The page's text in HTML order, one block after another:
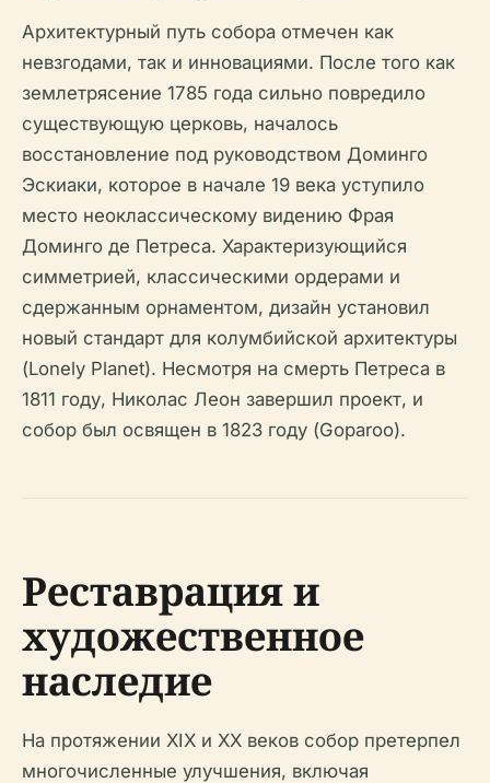
Архитектурный путь собора отмечен как
невзгодами, так и инновациями. После того как
землетрясение 1785 года сильно повредило
существующую церковь, началось
восстановление под руководством Доминго
Эскиаки, которое в начале 19 века уступило
место неоклассическому видению Фрая
Доминго де Петреса. Характеризующийся
симметрией, классическими ордерами и
сдержанным орнаментом, дизайн установил
новый стандарт для колумбийской архитектуры
(Lonely Planet). Несмотря на смерть Петреса в
1811 году, Николас Леон завершил проект, и
собор был освящен в 1823 году (Goparoo).
Реставрация и
художественное
наследие
На протяжении XIX и XX веков собор претерпел
многочисленные улучшения, включая